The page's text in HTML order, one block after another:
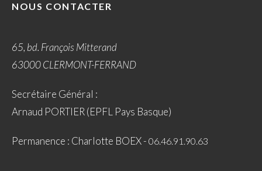
NOUS CONTACTER
65, bd. François Mitterand
63000 CLERMONT-FERRAND
Secrétaire Général :
Arnaud PORTIER (EPFL Pays Basque)
Permanence : Charlotte BOEX -06.46.91.90.63